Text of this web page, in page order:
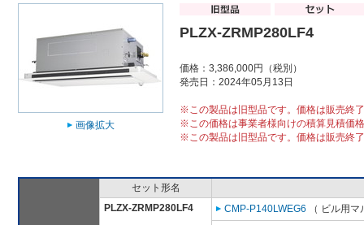
画像拡大
PLZX-ZRMP280LF4
価格：3,386,000円（税別）
発売日：2024年05月13日
※この製品は旧型品です。価格は販売終
※この価格は事業者様向けの積算見積価
※この製品は旧型品です。価格は販売終
セット形名
PLZX-ZRMP280LF4
CMP-P140LWEG6 （ ビル用